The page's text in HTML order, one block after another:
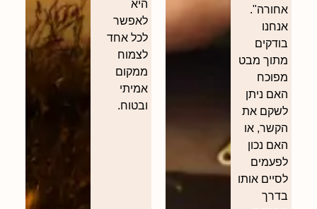
אחורה".
אנחנו
בודקים
מתוך מבט
מפוכח
האם ניתן
לשקם את
הקשר, או
האם נכון
לפעמים
לסיים אותו
בדרך
לאפשר
לכל אחד
לצמוח
ממקום
אמיתי
ובטוח.